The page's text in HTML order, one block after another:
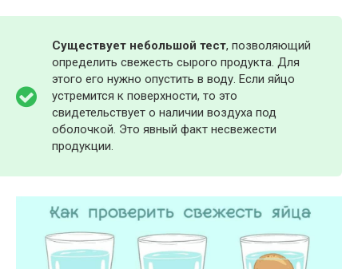
Существует небольшой тест, позволяющий
определить свежесть сырого продукта. Для
этого его нужно опустить в воду. Если яйцо
устремится к поверхности, то это
свидетельствует о наличии воздуха под
оболочкой. Это явный факт несвежести
продукции.